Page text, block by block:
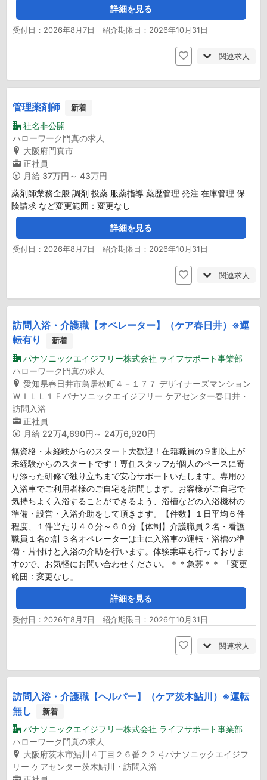
詳細を見る
受付日：2026年8月7日 紹介期限日：2026年10月31日
関連求人
管理薬剤師 新着
社名非公開
ハローワーク門真の求人
大阪府門真市
正社員
月給 37万円～ 43万円
薬剤師業務全般 調剤 投薬 服薬指導 薬歴管理 発注 在庫管理 保
険請求 など変更範囲：変更なし
詳細を見る
受付日：2026年8月7日 紹介期限日：2026年10月31日
関連求人
訪問入浴・介護職【オペレーター】（ケア春日井）※運
転有り
新着
パナソニックエイジフリー株式会社 ライフサポート事業部
ハローワーク門真の求人
愛知県春日井市鳥居松町４－１７７ デザイナーズマンション
ＷＩＬＬ１Ｆパナソニックエイジフリー ケアセンター春日井・
訪問入浴
正社員
月給 22万4,690円～ 24万6,920円
無資格・未経験からのスタート大歓迎！在籍職員の９割以上が
未経験からのスタートです！専任スタッフが個人のペースに寄
り添った研修で独り立ちまで安心サポートいたします。専用の
入浴車でご利用者様のご自宅を訪問します。お客様がご自宅で
気持ちよく入浴することができるよう、浴槽などの入浴機材の
準備・設営・入浴介助をして頂きます。【件数】１日平均６件
程度、１件当たり４０分～６０分【体制】介護職員２名・看護
職員１名の計３名オペレーターは主に入浴車の運転・浴槽の準
備・片付けと入浴の介助を行います。体験乗車も行っておりま
すので、お気軽にお問い合わせください。＊＊急募＊＊ 「変更
範囲：変更なし」
詳細を見る
受付日：2026年8月7日 紹介期限日：2026年10月31日
関連求人
訪問入浴・介護職【ヘルパー】（ケア茨木鮎川）※運転
無し
新着
パナソニックエイジフリー株式会社 ライフサポート事業部
ハローワーク門真の求人
大阪府茨木市鮎川４丁目２６番２２号パナソニックエイジフ
リー ケアセンター茨木鮎川・訪問入浴